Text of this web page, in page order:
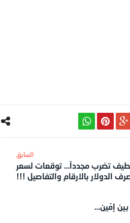
تضرب مجدداً… توقعات لسعر
الدولار بالارقام والتفاصيل !!!
إمّين…